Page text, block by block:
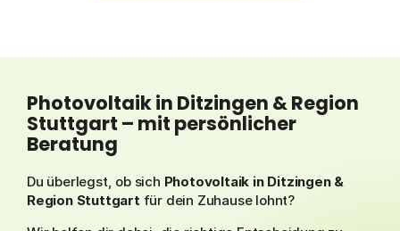
Photovoltaik in Ditzingen & Region
Stuttgart – mit persönlicher
Beratung
Du überlegst, ob sich Photovoltaik in Ditzingen &
Region Stuttgartfür dein Zuhause lohnt?